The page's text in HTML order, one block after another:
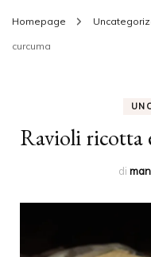
Homepage
curcuma
Ravioli ricotta
di